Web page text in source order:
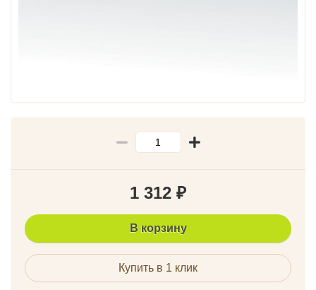
1 312 ₽
В корзину
Купить в 1 клик